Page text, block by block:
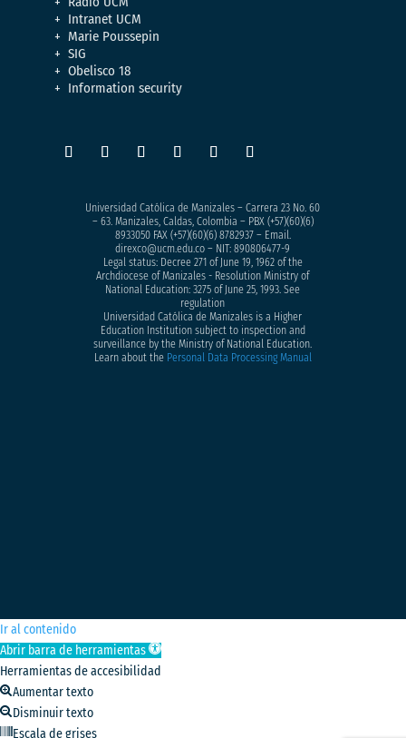
Intranet UCM
Marie Poussepin
SIG
Obelisco 18
Information security
Universidad Católica de Manizales – Carrera 23 No. 60
– 63. Manizales, Caldas, Colombia – PBX (+57)(60)(6)
8933050FAX (+57)(60)(6) 8782937 – Email.
direxco@ucm.edu.co – NIT: 890806477-9
Legal status: Decree 271 of June 19, 1962 of the
Archdiocese of Manizales - Resolution Ministry of
National Education: 3275 of June 25, 1993. See
regulation
Universidad Católica de Manizales is a Higher
Education Institution subject to inspection and
surveillance by the Ministry of National Education.
Learn about the Personal Data Processing Manual
Ir al contenido
Abrir barra de herramientas
Herramientas de accesibilidad
Aumentar texto
Disminuir texto
Escala de grises